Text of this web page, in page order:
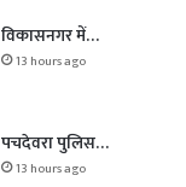
विकासनगर में…
13 hours ago
पचदेवरा पुलिस…
13 hours ago